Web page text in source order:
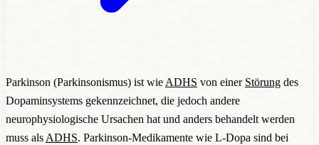
Parkinson (Parkinsonismus) ist wie ADHS von einer Störung des
Dopaminsystems gekennzeichnet, die jedoch andere
neurophysiologische Ursachen hat und anders behandelt werden
muss als ADHS. Parkinson-Medikamente wie L-Dopa sind bei